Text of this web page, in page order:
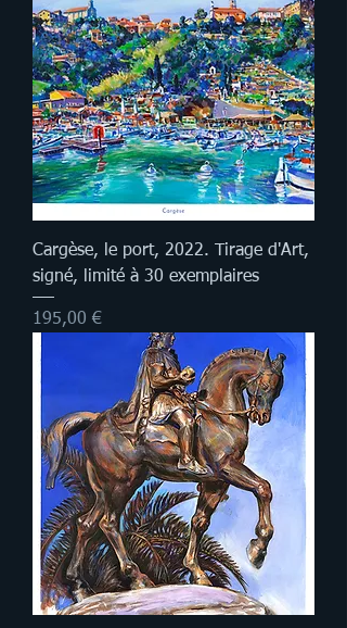
Cargèse, le port, 2022. Tirage d'Art,
signé, limité à 30 exemplaires
Prix
195,00 €